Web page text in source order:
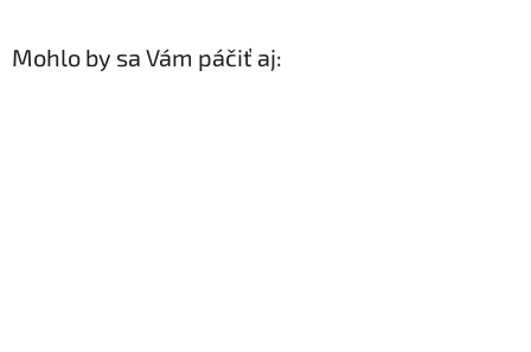
Mohlo by sa Vám páčiť aj: